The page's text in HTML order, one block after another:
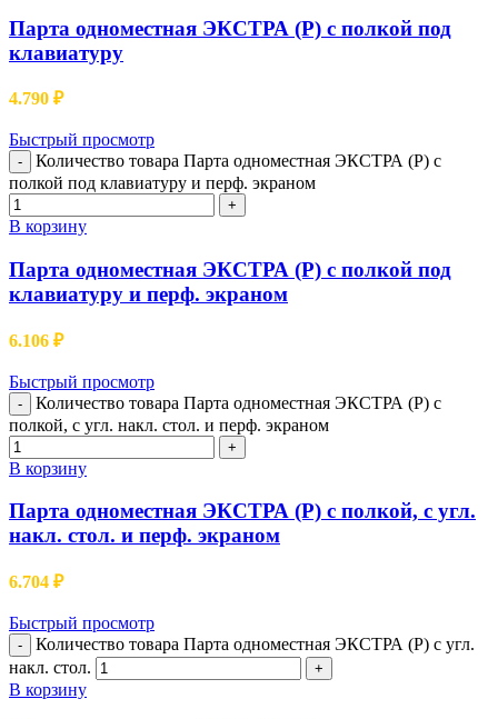
Парта одноместная ЭКСТРА (Р) с полкой под
клавиатуру
4.790 ₽
Быстрый просмотр
-
Количество товара Парта одноместная ЭКСТРА (Р) с
полкой под клавиатуру и перф. экраном
+
В корзину
Парта одноместная ЭКСТРА (Р) с полкой под
клавиатуру и перф. экраном
6.106 ₽
Быстрый просмотр
-
Количество товара Парта одноместная ЭКСТРА (Р) с
полкой, с угл. накл. стол. и перф. экраном
+
В корзину
Парта одноместная ЭКСТРА (Р) с полкой, с угл.
накл. стол. и перф. экраном
6.704 ₽
Быстрый просмотр
-
Количество товара Парта одноместная ЭКСТРА (Р) с угл.
накл. стол.
+
В корзину